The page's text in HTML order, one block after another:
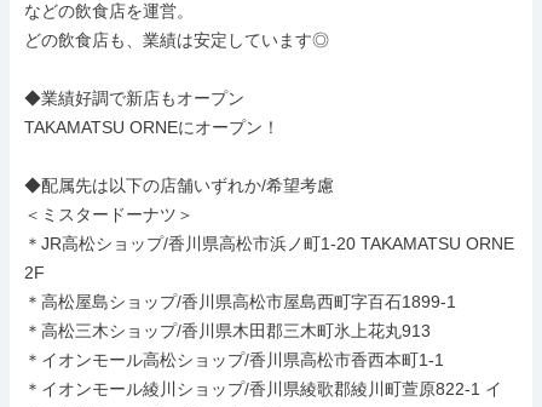
などの飲食店を運営。
どの飲食店も、業績は安定しています◎
◆業績好調で新店もオープン
TAKAMATSU ORNEにオープン！
◆配属先は以下の店舗いずれか/希望考慮
＜ミスタードーナツ＞
＊JR高松ショップ/香川県高松市浜ノ町1-20 TAKAMATSU ORNE
2F
＊高松屋島ショップ/香川県高松市屋島西町字百石1899-1
＊高松三木ショップ/香川県木田郡三木町氷上花丸913
＊イオンモール高松ショップ/香川県高松市香西本町1-1
＊イオンモール綾川ショップ/香川県綾歌郡綾川町萱原822-1 イ